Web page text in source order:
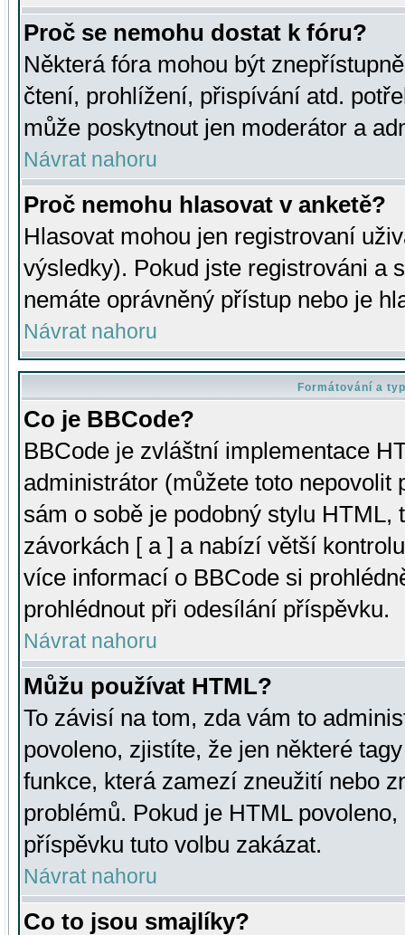
Proč se nemohu dostat k fóru?
Některá fóra mohou být
čtení, prohlížení, přispívání atd.
může poskytnout jen moderátor a
Návrat nahoru
Proč nemohu hlasovat v anketě?
Hlasovat mohou jen registrovaní
výsledky). Pokud jste registrováni a
nemáte oprávněný přístup nebo je
Návrat nahoru
Formátování a
Co je BBCode?
BBCode je zvláštní implementace
administrátor (můžete toto
sám o sobě je podobný stylu HTML,
závorkách [ a ] a nabízí větší
více informací o BBCode si
prohlédnout při odesílání příspěvku.
Návrat nahoru
Můžu používat HTML?
To závisí na tom, zda vám to
povoleno, zjistíte, že jen některé
funkce, která zamezí zneužití nebo
problémů. Pokud je HTML
příspěvku tuto volbu zakázat.
Návrat nahoru
Co to jsou smajlíky?